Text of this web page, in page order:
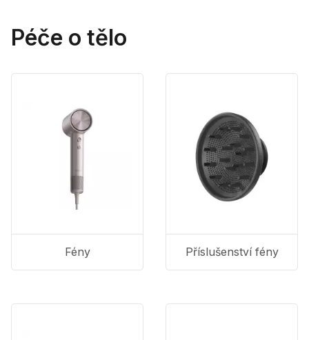
Péče o tělo
Fény Příslušenství fény